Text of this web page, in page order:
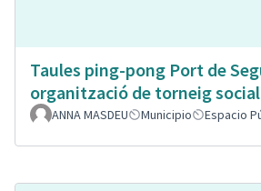
Taules ping-pong Port de
organització de torneig social
ANNA MASDEU Municipio Espacio